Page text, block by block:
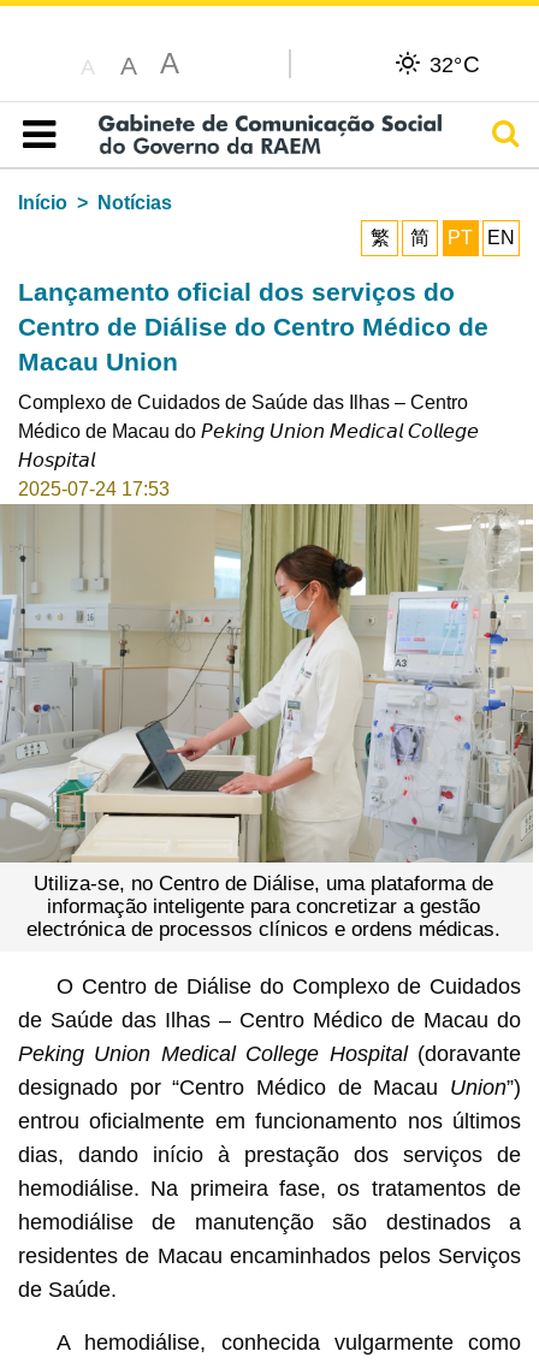
A A A 32°C
Índice
Início
Notícias
繁
简 PT EN
Lançamento oficial dos serviços do
Centro de Diálise do Centro Médico de
Macau Union
Complexo de Cuidados de Saúde das Ilhas – Centro
Médico de Macau do 𝘗𝘦𝘬𝘪𝘯𝘨 𝘜𝘯𝘪𝘰𝘯 𝘔𝘦𝘥𝘪𝘤𝘢𝘭 𝘊𝘰𝘭𝘭𝘦𝘨𝘦
𝘏𝘰𝘴𝘱𝘪𝘵𝘢𝘭
2025-07-24 17:53
Utiliza-se, no Centro de Diálise, uma plataforma de
informação inteligente para concretizar a gestão
electrónica de processos clínicos e ordens médicas.
O Centro de Diálise do Complexo de Cuidados
de Saúde das Ilhas – Centro Médico de Macau do
Peking Union Medical College Hospital(doravante
designado por “Centro Médico de Macau Union”)
entrou oficialmente em funcionamento nos últimos
dias, dando início à prestação dos serviços de
hemodiálise. Na primeira fase, os tratamentos de
hemodiálise de manutenção são destinados a
residentes de Macau encaminhados pelos Serviços
de Saúde.
A hemodiálise, conhecida vulgarmente como